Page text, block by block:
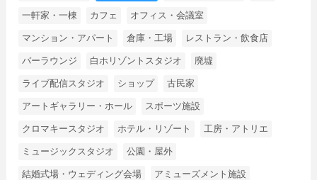
一軒家・一棟 カフェ オフィス・会議室
マンション・アパート 倉庫・工場 レストラン・飲食店
バーラウンジ 白ホリゾントスタジオ 廃墟
ライブ配信スタジオ ショップ 古民家
アートギャラリー・ホール スポーツ施設
クロマキースタジオ ホテル・リゾート 工房・アトリエ
ミュージックスタジオ 公園・屋外
結婚式場・ウェディング会場 アミューズメント施設